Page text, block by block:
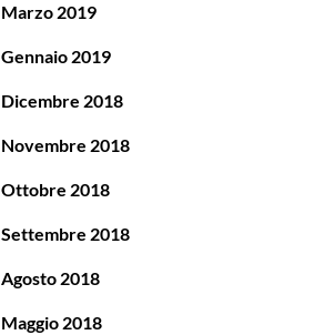
Marzo 2019
Gennaio 2019
Dicembre 2018
Novembre 2018
Ottobre 2018
Settembre 2018
Agosto 2018
Maggio 2018